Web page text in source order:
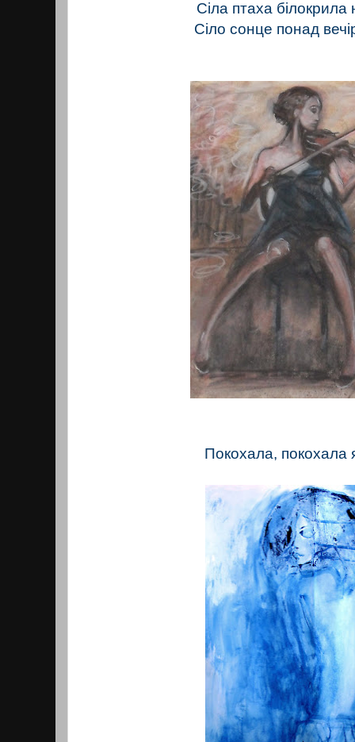
Сіла птаха
Сіло сонце понад
Покохала, покохала